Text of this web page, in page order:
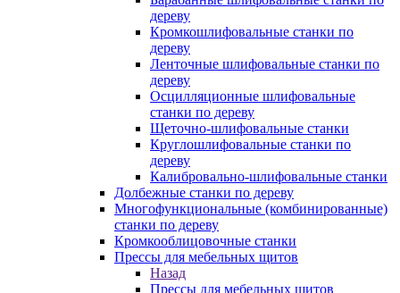
дереву
Кромкошлифовальные станки по
дереву
Ленточные шлифовальные станки по
дереву
Осцилляционные шлифовальные
станки по дереву
Щеточно-шлифовальные станки
Круглошлифовальные станки по
дереву
Калибровально-шлифовальные станки
Долбежные станки по дереву
Многофункциональные (комбинированные)
станки по дереву
Кромкооблицовочные станки
Прессы для мебельных щитов
Назад
Прессы для мебельных щитов